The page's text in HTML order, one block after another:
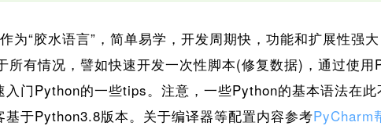
“胶水语言”，简单易学，开发周期快，功能和扩展性强大
所有情况，譬如快速开发一次性脚本(修复数据)，通过使
入门Python的一些tips。注意，一些Python的基本语法在
基于Python3.8版本。关于编译器等配置内容参考PyCharm